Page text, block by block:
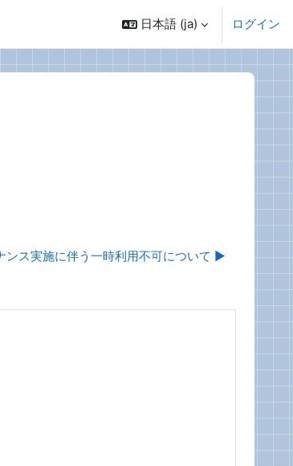
日本語 ‎(ja)‎ ログイン
ンス実施に伴う一時利用不可について ▶︎